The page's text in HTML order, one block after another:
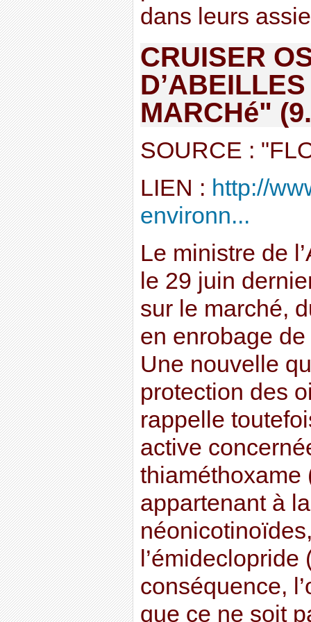
dans leurs
CRUISER
MARCHé"
SOURCE :
LIEN : http://
environn...
Le ministre de
le 29 juin
sur le marché,
en enrobage
Une nouvelle
protection des
rappelle
active
thiaméthoxame
appartenant à
conséquence,
que ce ne soit